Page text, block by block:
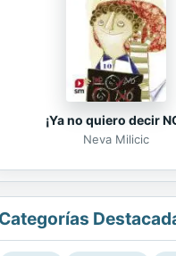
¡Ya no quiero decir
Neva Milicic
Categorías